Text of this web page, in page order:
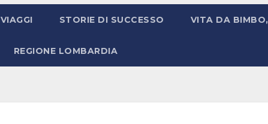
VIAGGI STORIE DI SUCCESSO VITA DA
REGIONE LOMBARDIA